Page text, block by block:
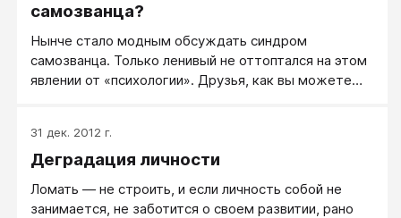
самозванца?
Нынче стало модным обсуждать синдром
самозванца. Только ленивый не оттоптался на этом
явлении от «психологии». Друзья, как вы можете
31 дек. 2012 г.
Деградация личности
Ломать — не строить, и если личность собой не
занимается, не заботится о своем развитии, рано